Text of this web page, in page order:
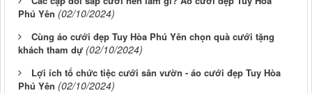
Phú Yên (02/10/2024)
Cùng áo cưới đẹp Tuy Hòa Phú Yên chọn quà cưới tặng
khách tham dự (02/10/2024)
Lợi ích tổ chức tiệc cưới sân vườn - áo cưới đẹp Tuy Hòa
Phú Yên (02/10/2024)